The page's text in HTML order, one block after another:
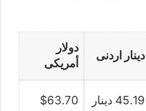
دينار اردنى
دولار
أمريكى
45.19 دينار $63.70